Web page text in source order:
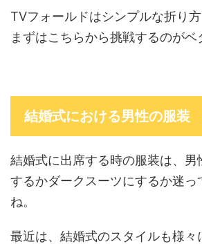
TVフォールドはシンプルな折り方
まずはこちらから挑戦するのがベ
結婚式における男性の服装
結婚式に出席する時の服装は、男
するかダークスーツにするか迷っ
ね。
最近は、結婚式のスタイルも様々